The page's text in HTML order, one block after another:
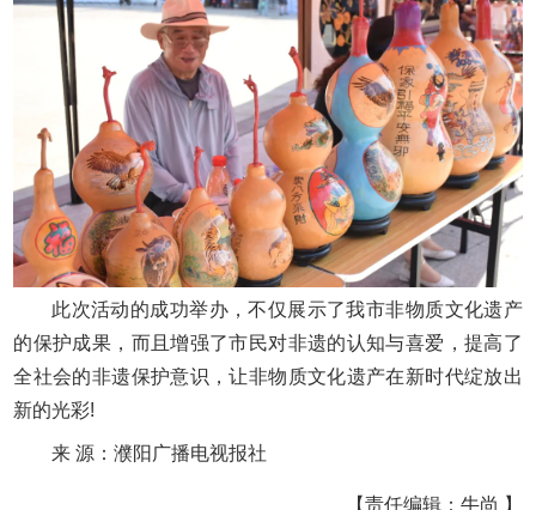
此次活动的成功举办，不仅展示了我市非物质文化遗产
的保护成果，而且增强了市民对非遗的认知与喜爱，提高了
全社会的非遗保护意识，让非物质文化遗产在新时代绽放出
新的光彩!
来 源：濮阳广播电视报社
【责任编辑：牛尚 】